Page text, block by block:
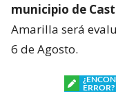
municipio de
Amarilla será
6 de Agosto.
ERROR?